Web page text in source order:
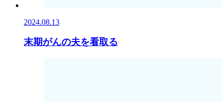
2024.08.13
末期がんの夫を看取る